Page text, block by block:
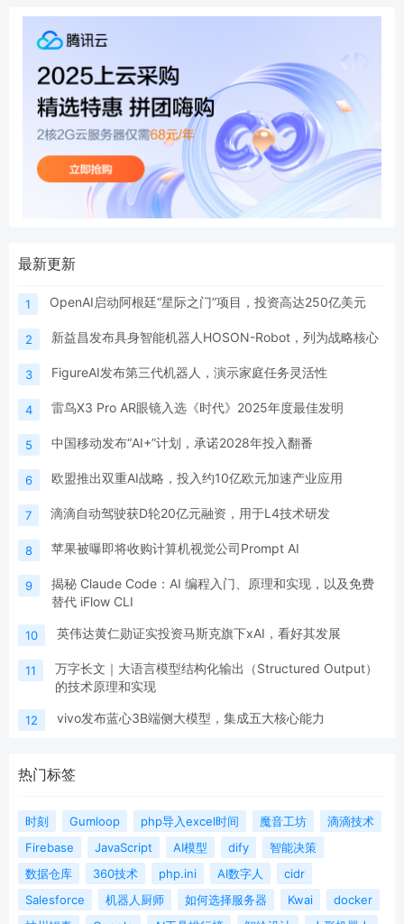
最新更新
1 OpenAI启动阿根廷“星际之门”项目，投资高达250亿美元
2 新益昌发布具身智能机器人HOSON-Robot，列为战略核心
3 FigureAI发布第三代机器人，演示家庭任务灵活性
4 雷鸟X3 Pro AR眼镜入选《时代》2025年度最佳发明
5 中国移动发布“AI+”计划，承诺2028年投入翻番
6 欧盟推出双重AI战略，投入约10亿欧元加速产业应用
7 滴滴自动驾驶获D轮20亿元融资，用于L4技术研发
8 苹果被曝即将收购计算机视觉公司Prompt AI
9
揭秘 Claude Code：AI 编程入门、原理和实现，以及免费
替代 iFlow CLI
10 英伟达黄仁勋证实投资马斯克旗下xAI，看好其发展
11
万字长文｜大语言模型结构化输出（Structured Output）
的技术原理和实现
12 vivo发布蓝心3B端侧大模型，集成五大核心能力
热门标签
时刻 Gumloop php导入excel时间 魔音工坊
滴滴技术
Firebase
JavaScript AI模型 dify
智能决策
数据仓库
360技术 php.ini AI数字人
cidr
Salesforce
机器人厨师 如何选择服务器 Kwai
docker